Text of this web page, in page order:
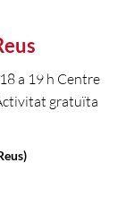
a 19 h Centre
gratuïta